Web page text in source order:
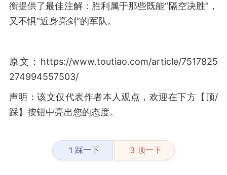
衡提供了最佳注解：胜利属于那些既能“隔空决胜”，
又不惧“近身亮剑”的军队。
原文：https://www.toutiao.com/article/7517825
274994557503/
声明：该文仅代表作者本人观点，欢迎在下方【顶/
踩】按钮中亮出您的态度。
1 踩一下 3 顶一下